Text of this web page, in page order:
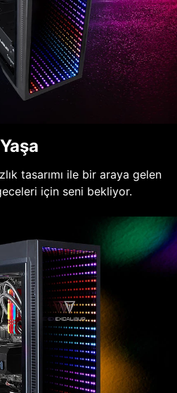
tasarımı ile bir araya gelen
için seni bekliyor.